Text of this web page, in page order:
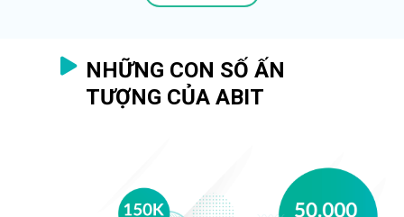
NHỮNG CON SỐ ẤN
TƯỢNG CỦA ABIT